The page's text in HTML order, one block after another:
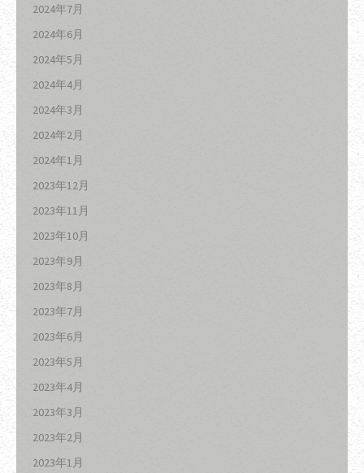
2024年7月
2024年6月
2024年5月
2024年4月
2024年3月
2024年2月
2024年1月
2023年12月
2023年11月
2023年10月
2023年9月
2023年8月
2023年7月
2023年6月
2023年5月
2023年4月
2023年3月
2023年2月
2023年1月